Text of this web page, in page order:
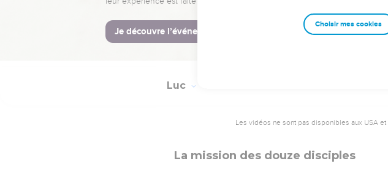
passé.
© Société biblique française – Bibli’O, 1997, avec
Luc
Les vidéos ne sont pas disponibles aux USA et
La mission des douze disciples
Choisir mes cookies